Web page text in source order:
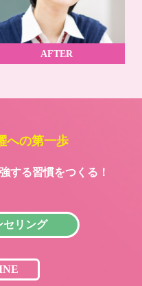
AFTER
への第一歩
する習慣をつくる！
セリング